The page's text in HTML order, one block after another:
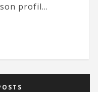
profil...